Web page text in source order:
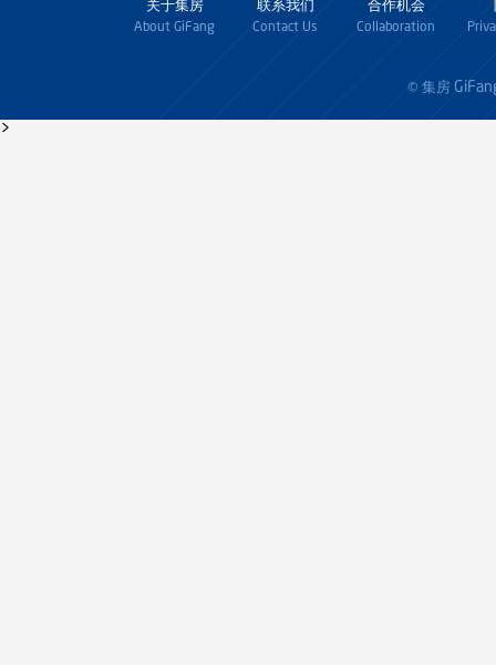
关于集房
About GiFang
联系我们
Contact Us
合作机会
Collaboration
© 集房
>